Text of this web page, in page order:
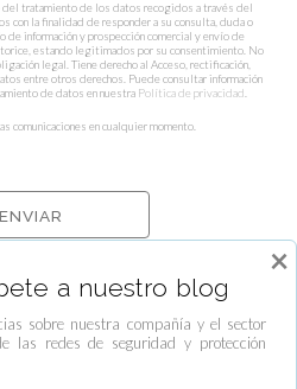
tratamiento de los datos recogidos a través del
con la finalidad de responder a su consulta, duda o
de información y prospección comercial y envío de
estando legitimados por su consentimiento. No
legal. Tiene derecho al Acceso, rectificación,
entre otros derechos. Puede consultar información
de datos en nuestra Política de privacidad.
comunicaciones en cualquier momento.
a nuestro blog
sobre nuestra compañía y el sector
las redes de seguridad y protección
×